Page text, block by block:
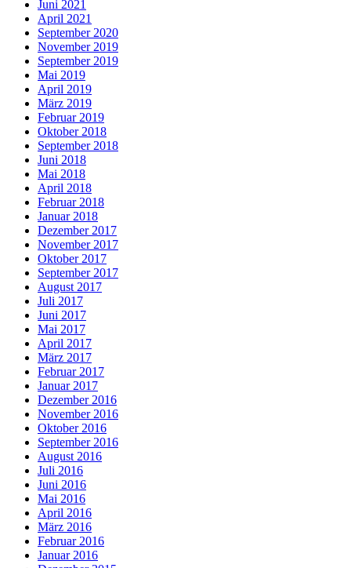
Juni 2021
April 2021
September 2020
November 2019
September 2019
Mai 2019
April 2019
März 2019
Februar 2019
Oktober 2018
September 2018
Juni 2018
Mai 2018
April 2018
Februar 2018
Januar 2018
Dezember 2017
November 2017
Oktober 2017
September 2017
August 2017
Juli 2017
Juni 2017
Mai 2017
April 2017
März 2017
Februar 2017
Januar 2017
Dezember 2016
November 2016
Oktober 2016
September 2016
August 2016
Juli 2016
Juni 2016
Mai 2016
April 2016
März 2016
Februar 2016
Januar 2016